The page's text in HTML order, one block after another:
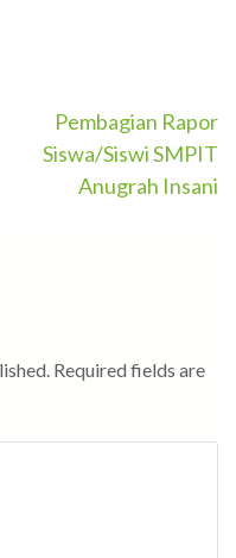
Pembagian Rapor
Siswa/Siswi SMPIT
Anugrah Insani
Required fields are